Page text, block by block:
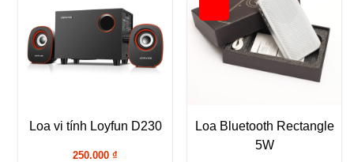
Loa vi tính Loyfun D230
250.000₫
Loa Bluetooth Rectangle
5W